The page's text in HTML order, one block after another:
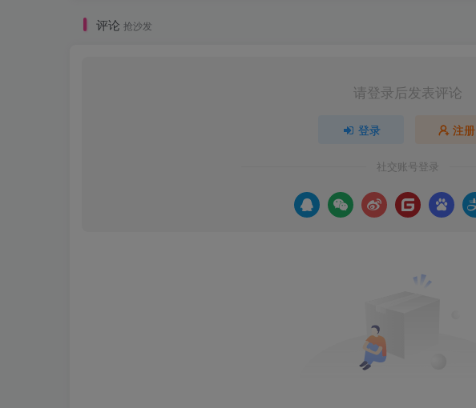
评论 抢沙发
请登录后发表评论
登录 注册
社交账号登录